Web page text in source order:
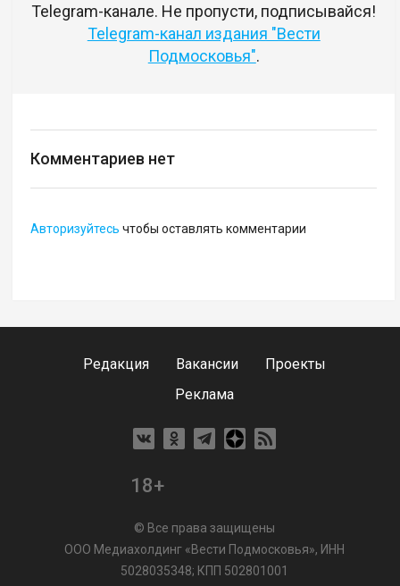
Telegram-канале. Не пропусти, подписывайся!
Telegram-канал издания "Вести
Подмосковья".
Комментариев нет
Авторизуйтесь чтобы оставлять комментарии
Редакция Вакансии
Проекты
Реклама
18+
© Все права защищены
ООО Медиахолдинг «Вести Подмосковья», ИНН
5028035348; КПП 502801001